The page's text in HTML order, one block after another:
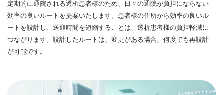
定期的に通院される透析患者様のため、日々の通院が負担にならない
効率の良いルートを提案いたします。患者様の住所から効率の良いル
ートを設計し、送迎時間を短縮することは、透析患者様の負担軽減に
つながります。設計したルートは、変更がある場合、何度でも再設計
が可能です。